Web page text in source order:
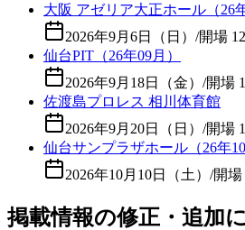
大阪 アゼリア大正ホール（26
2026年9月6日（日） /開場
仙台PIT（26年09月）
2026年9月18日（金） /開場
佐渡島プロレス 相川体育館
2026年9月20日（日） /開場
仙台サンプラザホール（26年10
2026年10月10日（土） /開場
掲載情報の修正・追加